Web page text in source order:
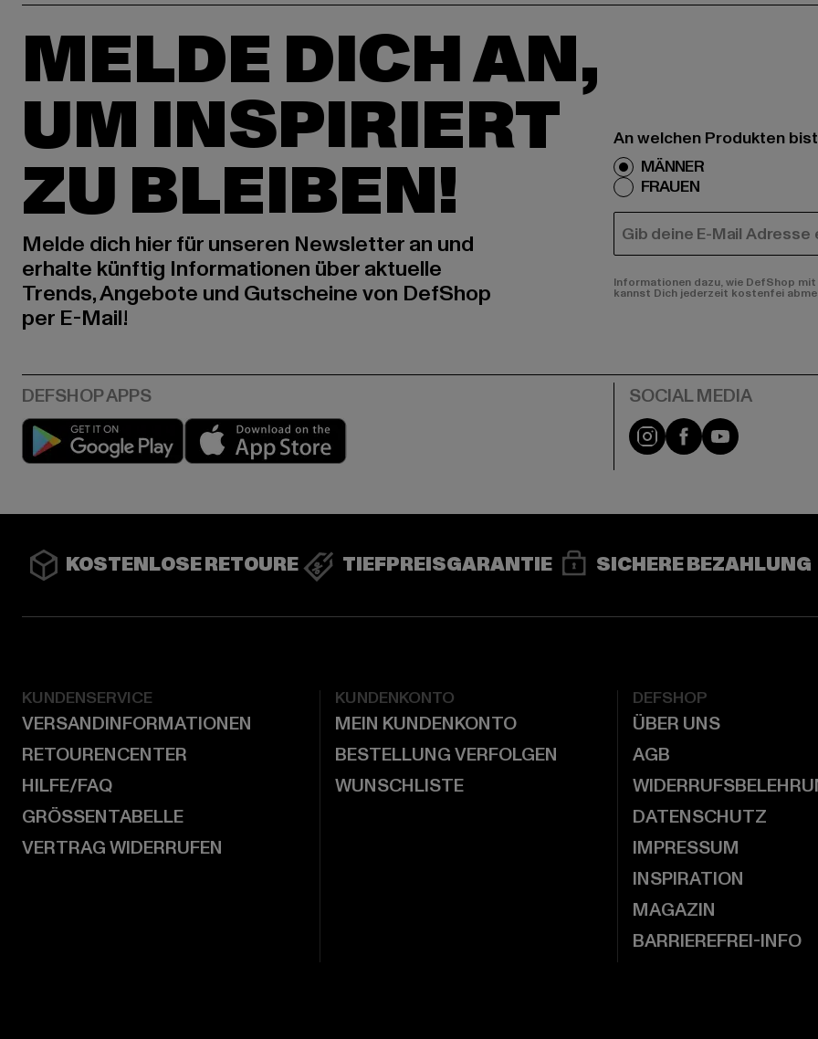
MELDE DICH AN,
UM INSPIRIERT
ZU BLEIBEN!
Melde dich hier für unseren Newsletter an und
erhalte künftig Informationen über aktuelle
Trends, Angebote und Gutscheine von DefShop
per E-Mail!
An welchen Produkten
MÄNNER
FRAUEN
E-MAIL
Informationen dazu, wie DefShop
kannst Dich jederzeit kostenfei
Play market Instagram
FacebookYouTube
KOSTENLOSE RETOURE TIEFPREISGARANTIE SICHERE BEZAHLUNG
KUNDENSERVICE
VERSANDINFORMATIONEN
RETOURENCENTER
HILFE/FAQ
GRÖSSENTABELLE
VERTRAG WIDERRUFEN
KUNDENKONTO
MEIN KUNDENKONTO
BESTELLUNG VERFOLGEN
WUNSCHLISTE
DEFSHOP
ÜBER UNS
AGB
DATENSCHUTZ
IMPRESSUM
INSPIRATION
MAGAZIN
BARRIEREFREI-INFO